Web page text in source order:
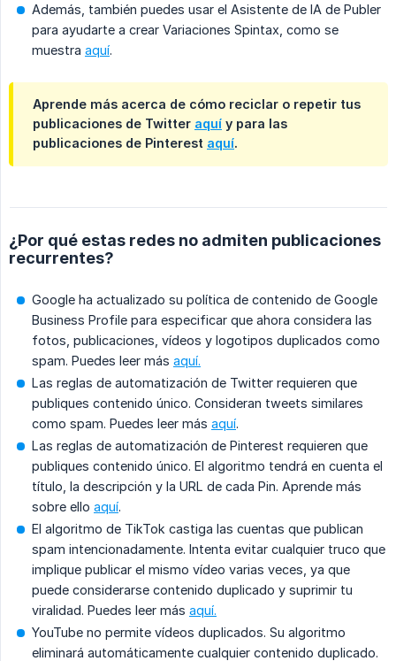
Además, también puedes usar el Asistente de IA de Publer
para ayudarte a crear Variaciones Spintax, como se
muestra aquí.
Aprende más acerca de cómo reciclar o repetir tus
publicaciones de Twitter aquí y para las
publicaciones de Pinterest aquí.
¿Por qué estas redes no admiten publicaciones
recurrentes?
Google ha actualizado su política de contenido de Google
Business Profile para especificar que ahora considera las
fotos, publicaciones, vídeos y logotipos duplicados como
spam. Puedes leer más aquí.
Las reglas de automatización de Twitter requieren que
publiques contenido único. Consideran tweets similares
como spam. Puedes leer más aquí.
Las reglas de automatización de Pinterest requieren que
publiques contenido único. El algoritmo tendrá en cuenta el
título, la descripción y la URL de cada Pin. Aprende más
sobre ello aquí.
El algoritmo de TikTok castiga las cuentas que publican
spam intencionadamente. Intenta evitar cualquier truco que
implique publicar el mismo vídeo varias veces, ya que
puede considerarse contenido duplicado y suprimir tu
viralidad. Puedes leer más aquí.
YouTube no permite vídeos duplicados. Su algoritmo
eliminará automáticamente cualquier contenido duplicado.